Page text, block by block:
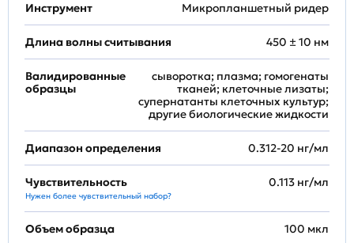
Инструмент Микропланшетный ридер
Длина волны считывания 450 ± 10 нм
Валидированные
образцы
сыворотка; плазма; гомогенаты
тканей; клеточные лизаты;
супернатанты клеточных культур;
другие биологические жидкости
Диапазон определения 0.312-20 нг/мл
Чувствительность
Нужен более чувствительный набор?
0.113 нг/мл
Объем образца 100 мкл